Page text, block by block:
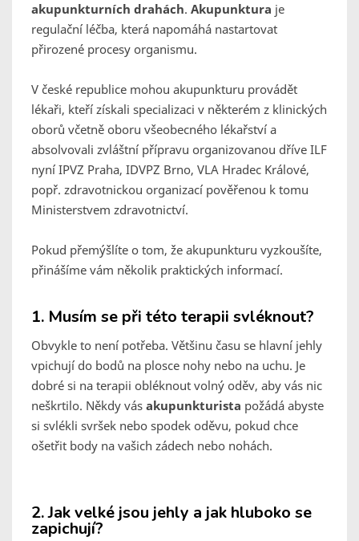
akupunkturních drahách. Akupunktura je
regulační léčba, která napomáhá nastartovat
přirozené procesy organismu.
V české republice mohou akupunkturu provádět
lékaři, kteří získali specializaci v některém z klinických
oborů včetně oboru všeobecného lékařství a
absolvovali zvláštní přípravu organizovanou dříve ILF
nyní IPVZ Praha, IDVPZ Brno, VLA Hradec Králové,
popř. zdravotnickou organizací pověřenou k tomu
Ministerstvem zdravotnictví.
Pokud přemýšlíte o tom, že akupunkturu vyzkoušíte,
přinášíme vám několik praktických informací.
1. Musím se při této terapii svléknout?
Obvykle to není potřeba. Většinu času se hlavní jehly
vpichují do bodů na plosce nohy nebo na uchu. Je
dobré si na terapii obléknout volný oděv, aby vás nic
neškrtilo. Někdy vás akupunkturista požádá abyste
si svlékli svršek nebo spodek oděvu, pokud chce
ošetřit body na vašich zádech nebo nohách.
2. Jak velké jsou jehly a jak hluboko se
zapichují?